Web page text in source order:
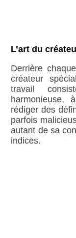
L’art du
Derrière
créateur
travail
rédiger des
parfois
autant de sa
indices.